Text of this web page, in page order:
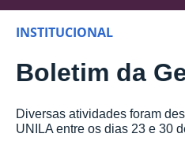
INSTITUCIONAL
Boletim da
Diversas atividades foram
UNILA entre os dias 23 e 30